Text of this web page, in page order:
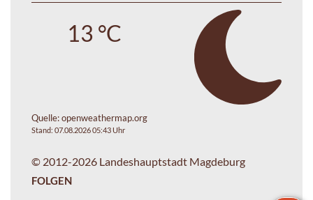
13 °C
Quelle:openweathermap.org
Stand: 07.08.2026 05:43 Uhr
© 2012-2026 Landeshauptstadt Magdeburg
FOLGEN